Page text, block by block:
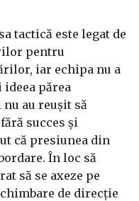
tactică este legat de
pentru
iar echipa nu a
părea
au reușit să
succes și
că presiunea din
În loc să
să se axeze pe
de direcție